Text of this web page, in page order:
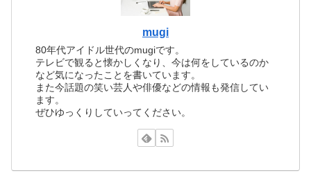
mugi
80年代アイドル世代のmugiです。
テレビで観ると懐かしくなり、今は何をしているのか
など気になったことを書いています。
また今話題の笑い芸人や俳優などの情報も発信してい
ます。
ぜひゆっくりしていってください。